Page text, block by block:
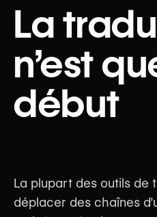
La
n’est
début
La plupart des outils de
déplacer des chaînes